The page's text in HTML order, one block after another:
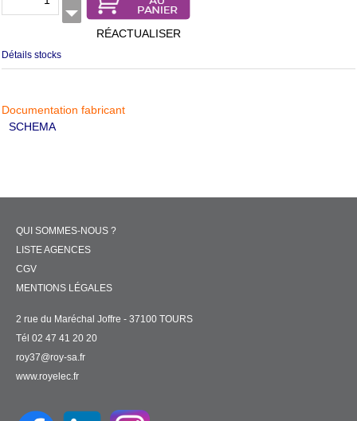
RÉACTUALISER
Détails stocks
Documentation fabricant
SCHEMA
QUI SOMMES-NOUS ?
LISTE AGENCES
CGV
MENTIONS LÉGALES
2 rue du Maréchal Joffre - 37100 TOURS
Tél 02 47 41 20 20
roy37@roy-sa.fr
www.royelec.fr